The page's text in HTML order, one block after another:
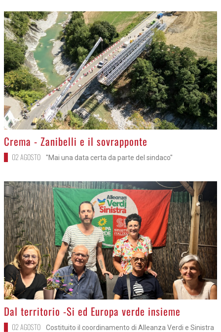
>
Crema - Zanibelli e il sovrapponte
02 AGOSTO "Mai una data certa da parte del sindaco"
>
Dal territorio -Si ed Europa verde insieme
02 AGOSTO
Costituito il coordinamento di Alleanza Verdi e Sinistra